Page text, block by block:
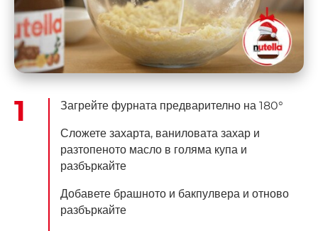
Загрейте фурната предварително на 180°
Сложете захарта, ваниловата захар и
разтопеното масло в голяма купа и
разбъркайте
Добавете брашното и бакпулвера и отново
разбъркайте